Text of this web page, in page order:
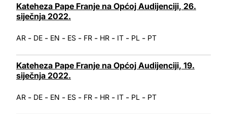
Kateheza Pape Franje na Općoj Audijenciji, 26.
siječnja 2022.
AR - DE - EN - ES - FR - HR - IT - PL - PT
Kateheza Pape Franje na Općoj Audijenciji, 19.
siječnja 2022.
AR - DE - EN - ES - FR - HR - IT - PL - PT